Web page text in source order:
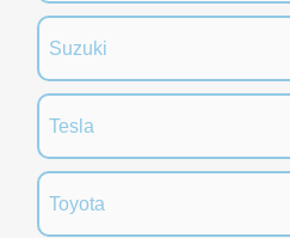
Suzuki
Tesla
Toyota